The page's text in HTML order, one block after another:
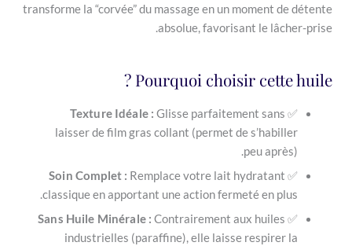
transforme la “corvée” du massage en un
absolue, favorisant le
Pourquoi choisir
Texture Idéale :Glisse parfaitement
laisser de film gras collant (permet de
Soin Complet :Remplace votre lait
classique en apportant une action fermeté
Sans Huile Minérale : Contrairement aux
industrielles (paraffine), elle laisse